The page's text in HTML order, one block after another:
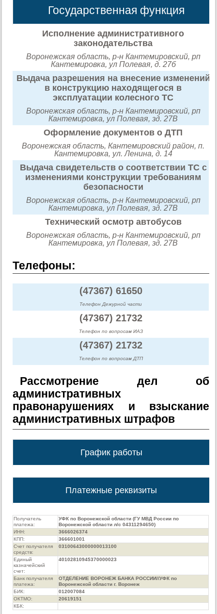
Государственная функция
Исполнение административного
законодательства
Воронежская область, р-н Кантемировский, рп
Кантемировка, ул Полевая, д. 27б
Выдача разрешения на внесение изменений
в конструкцию находящегося в
эксплуатации колесного ТС
Воронежская область, р-н Кантемировский, рп
Кантемировка, ул Полевая, зд. 27В
Оформление документов о ДТП
Воронежская область, Кантемировский район, п.
Кантемировка, ул. Ленина, д. 14
Выдача свидетельств о соответствии ТС с
изменениями конструкции требованиям
безопасности
Воронежская область, р-н Кантемировский, рп
Кантемировка, ул Полевая, зд. 27В
Технический осмотр автобусов
Воронежская область, р-н Кантемировский, рп
Кантемировка, ул Полевая, зд. 27В
Телефоны:
(47367) 61650
Телефон Дежурной части
(47367) 21732
Телефон по вопросам ИАЗ
(47367) 21732
Телефон по вопросам ДТП
Рассмотрение дел об
административных
правонарушениях и взыскание
административных штрафов
График работы
Платежные реквизиты
Получатель
платежа:
УФК по Воронежской области (ГУ МВД России по
Воронежской области л/с 04311294650)
ИНН:
3666026374
КПП:
366601001
Счет получателя
средств:
03100643000000013100
Единый
казначейский
счет:
40102810945370000023
Банк получателя
платежа:
ОТДЕЛЕНИЕ ВОРОНЕЖ БАНКА РОССИИ//УФК по
Воронежской области г. Воронеж
БИК:
012007084
ОКТМО:
20619151
КБК: